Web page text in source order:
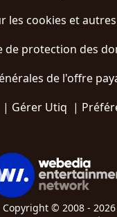
les cookies et
de protection des
de l'offre
| Gérer Utiq |
Copyright © 2008 - 2026